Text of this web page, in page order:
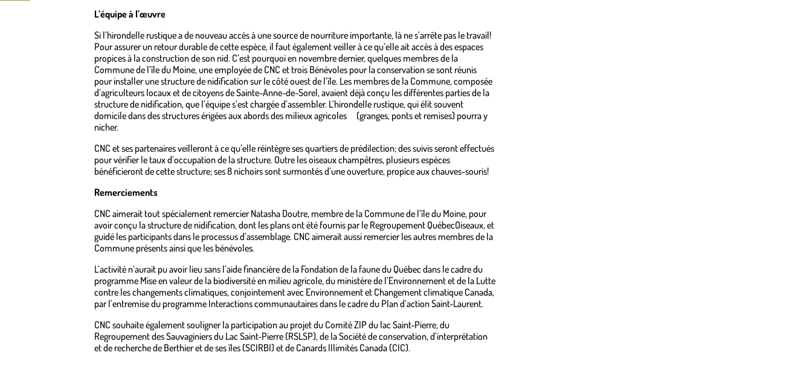
L’équipe à l’œuvre
Si l’hirondelle rustique a de nouveau accès à une source de nourriture importante, là ne s’arrête pas le travail!
Pour assurer un retour durable de cette espèce, il faut également veiller à ce qu’elle ait accès à des espaces
propices à la construction de son nid. C’est pourquoi en novembre dernier, quelques membres de la
Commune de l’île du Moine, une employée de CNC et trois Bénévoles pour la conservation se sont réunis
pour installer une structure de nidification sur le côté ouest de l’île. Les membres de la Commune, composée
d’agriculteurs locaux et de citoyens de Sainte-Anne-de-Sorel, avaient déjà conçu les différentes parties de la
structure de nidification, que l’équipe s’est chargée d’assembler. L’hirondelle rustique, qui élit souvent
domicile dans des structures érigées aux abords des milieux agricoles (granges, ponts et remises) pourra y
nicher.
CNC et ses partenaires veilleront à ce qu’elle réintègre ses quartiers de prédilection; des suivis seront effectués
pour vérifier le taux d’occupation de la structure. Outre les oiseaux champêtres, plusieurs espèces
bénéficieront de cette structure; ses 8 nichoirs sont surmontés d’une ouverture, propice aux chauves-souris!
Remerciements
CNC aimerait tout spécialement remercier Natasha Doutre, membre de la Commune de l’île du Moine, pour
avoir conçu la structure de nidification, dont les plans ont été fournis par le Regroupement QuébecOiseaux, et
guidé les participants dans le processus d’assemblage. CNC aimerait aussi remercier les autres membres de la
Commune présents ainsi que les bénévoles.
L’activité n’aurait pu avoir lieu sans l’aide financière de la Fondation de la faune du Québec dans le cadre du
programme Mise en valeur de la biodiversité en milieu agricole, du ministère de l’Environnement et de la Lutte
contre les changements climatiques, conjointement avec Environnement et Changement climatique Canada,
par l’entremise du programme Interactions communautaires dans le cadre du Plan d’action Saint-Laurent.
CNC souhaite également souligner la participation au projet du Comité ZIP du lac Saint-Pierre, du
Regroupement des Sauvaginiers du Lac Saint-Pierre (RSLSP), de la Société de conservation, d’interprétation
et de recherche de Berthier et de ses îles (SCIRBI) et de Canards Illimités Canada (CIC).